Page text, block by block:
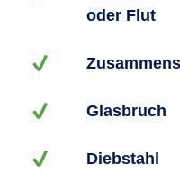
oder Flut
Glasbruch
Diebstahl